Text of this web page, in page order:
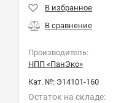
Производитель:
НПП «ПанЭко»
Кат. №: Э14101-160
Остаток на складе: